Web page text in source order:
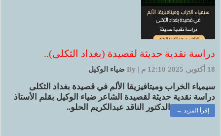
دراسة نقدية حديثة لقصيدة (بغداد الثكلى)..
18 أكتوبر, 2025 12:10 م |
By ضياء الوكيل
سيمياء الخراب وميتافيزيقا الألم في قصيدة بغداد الثكلى
دراسة نقدية حديثة لقصيدة الشاعر ضياء الوكيل بقلم الأستاذ
الدكتور الناقد عبدالكريم الحلو..
إقرأ المزيد →